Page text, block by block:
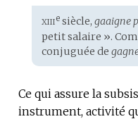
Étymologie
:
xiiiesiècle, gaaigne
petit salaire ».
conjuguée de
Ce qui assure la
instrument, activité